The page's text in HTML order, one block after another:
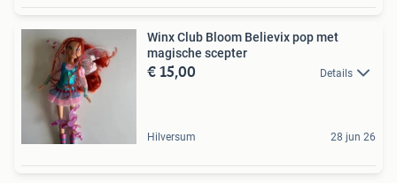
Winx Club Bloom Believix pop met
magische scepter
€ 15,00 Details
Hilversum 28 jun 26